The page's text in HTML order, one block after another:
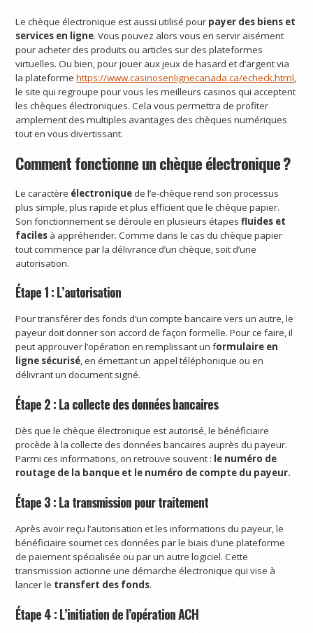
Le chèque électronique est aussi utilisé pour payer des biens et
services en ligne. Vous pouvez alors vous en servir aisément
pour acheter des produits ou articles sur des plateformes
virtuelles. Ou bien, pour jouer aux jeux de hasard et d’argent via
la plateformehttps://www.casinosenlignecanada.ca/echeck.html,
le site qui regroupe pour vous les meilleurs casinos qui acceptent
les chèques électroniques. Cela vous permettra de profiter
amplement des multiples avantages des chèques numériques
tout en vous divertissant.
Comment fonctionne un chèque électronique ?
Le caractère électroniquede l’e-chèque rend son processus
plus simple, plus rapide et plus efficient que le chèque papier.
Son fonctionnement se déroule en plusieurs étapesfluides et
faciles à appréhender. Comme dans le cas du chèque papier
tout commence par la délivrance d’un chèque, soit d’une
autorisation.
Étape 1 : L’autorisation
Pour transférer des fonds d’un compte bancaire vers un autre, le
payeur doit donner son accord de façon formelle. Pour ce faire, il
peut approuver l’opération en remplissant un formulaire en
ligne sécurisé, en émettant un appel téléphonique ou en
délivrant un document signé.
Étape 2 : La collecte des données bancaires
Dès que le chèque électronique est autorisé, le bénéficiaire
procède à la collecte des données bancaires auprès du payeur.
Parmi ces informations, on retrouve souvent : le numéro de
routage de la banque et le numéro de compte du payeur.
Étape 3 : La transmission pour traitement
Après avoir reçu l’autorisation et les informations du payeur, le
bénéficiaire soumet ces données par le biais d’une plateforme
de paiement spécialisée ou par un autre logiciel. Cette
transmission actionne une démarche électronique qui vise à
lancer le transfert des fonds.
Étape 4 : L’initiation de l’opération ACH